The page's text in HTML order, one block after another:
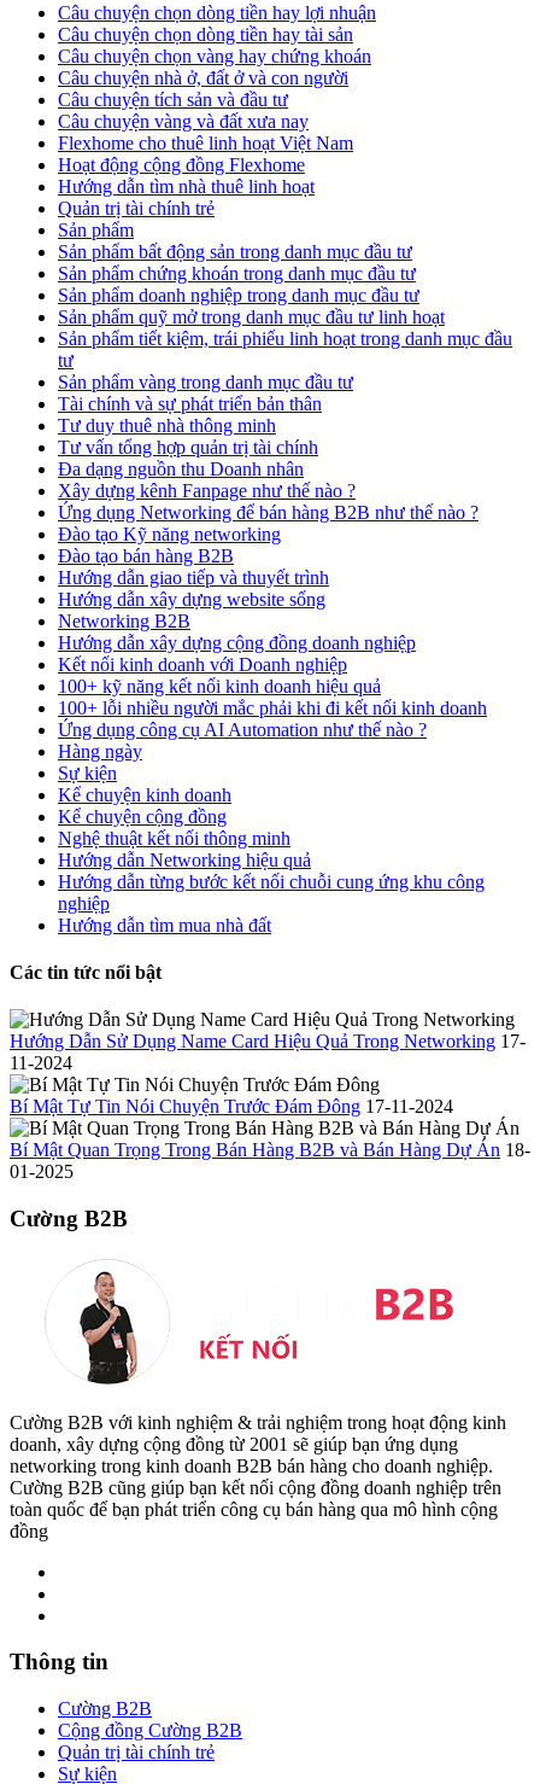
Câu chuyện chọn dòng tiền hay lợi nhuận
Câu chuyện chọn dòng tiền hay tài sản
Câu chuyện chọn vàng hay chứng khoán
Câu chuyện nhà ở, đất ở và con người
Câu chuyện tích sản và đầu tư
Câu chuyện vàng và đất xưa nay
Flexhome cho thuê linh hoạt Việt Nam
Hoạt động cộng đồng Flexhome
Hướng dẫn tìm nhà thuê linh hoạt
Quản trị tài chính trẻ
Sản phẩm
Sản phẩm bất động sản trong danh mục đầu tư
Sản phẩm chứng khoán trong danh mục đầu tư
Sản phẩm doanh nghiệp trong danh mục đầu tư
Sản phẩm quỹ mở trong danh mục đầu tư linh hoạt
Sản phẩm tiết kiệm, trái phiếu linh hoạt trong danh mục đầu
tư
Sản phẩm vàng trong danh mục đầu tư
Tài chính và sự phát triển bản thân
Tư duy thuê nhà thông minh
Tư vấn tổng hợp quản trị tài chính
Đa dạng nguồn thu Doanh nhân
Xây dựng kênh Fanpage như thế nào ?
Ứng dụng Networking để bán hàng B2B như thế nào ?
Đào tạo Kỹ năng networking
Đào tạo bán hàng B2B
Hướng dẫn giao tiếp và thuyết trình
Hướng dẫn xây dựng website sống
Networking B2B
Hướng dẫn xây dựng cộng đồng doanh nghiệp
Kết nối kinh doanh với Doanh nghiệp
100+ kỹ năng kết nối kinh doanh hiệu quả
100+ lỗi nhiều người mắc phải khi đi kết nối kinh doanh
Ứng dụng công cụ AI Automation như thế nào ?
Hàng ngày
Sự kiện
Kể chuyện kinh doanh
Kể chuyện cộng đồng
Nghệ thuật kết nối thông minh
Hướng dẫn Networking hiệu quả
Hướng dẫn từng bước kết nối chuỗi cung ứng khu công
nghiệp
Hướng dẫn tìm mua nhà đất
Các tin tức nổi bật
Hướng Dẫn Sử Dụng Name Card Hiệu Quả Trong Networking 17-
11-2024
Bí Mật Tự Tin Nói Chuyện Trước Đám Đông 17-11-2024
Bí Mật Quan Trọng Trong Bán Hàng B2B và Bán Hàng Dự Án 18-
01-2025
Cường B2B
Cường B2B với kinh nghiệm & trải nghiệm trong hoạt động kinh
doanh, xây dựng cộng đồng từ 2001 sẽ giúp bạn ứng dụng
networking trong kinh doanh B2B bán hàng cho doanh nghiệp.
Cường B2B cũng giúp bạn kết nối cộng đồng doanh nghiệp trên
toàn quốc để bạn phát triển công cụ bán hàng qua mô hình cộng
đồng
Thông tin
Cường B2B
Cộng đồng Cường B2B
Quản trị tài chính trẻ
Sự kiện